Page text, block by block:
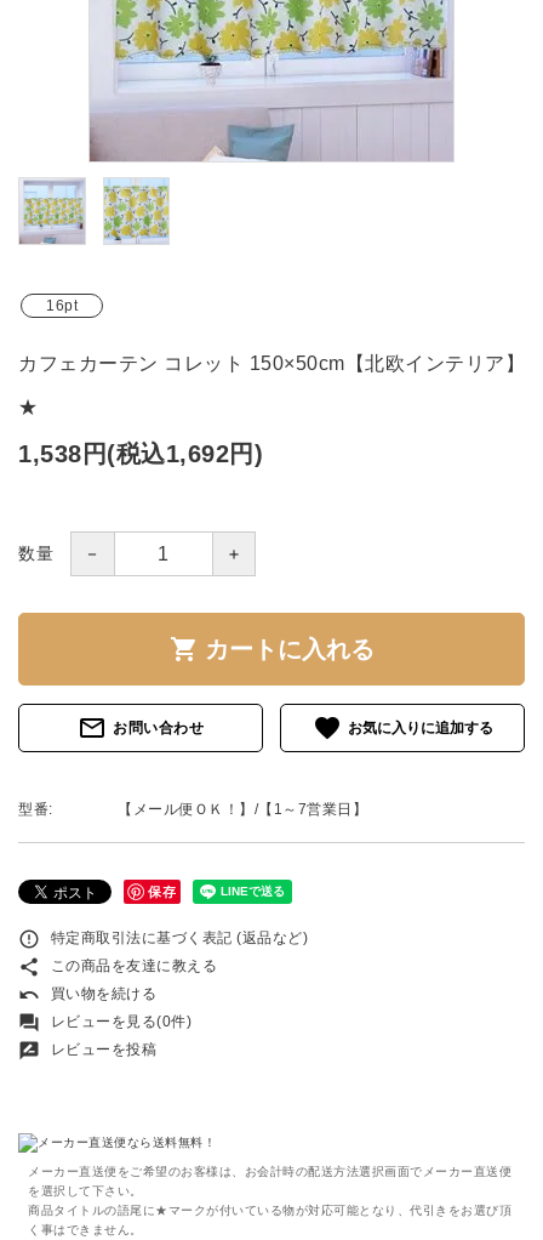
16pt
カフェカーテン コレット 150×50cm【北欧インテリア】
★
1,538円(税込1,692円)
数量 － ＋
shopping_cart カートに入れる
mail_outline お問い合わせ favorite
型番: 【メール便ＯＫ！】/【1～7営業日】
保存
error_outline 特定商取引法に基づく表記 (返品など)
share この商品を友達に教える
undo 買い物を続ける
forum レビューを見る(0件)
rate_review レビューを投稿
メーカー直送便をご希望のお客様は、お会計時の配送方法選択画面でメーカー直送便
を選択して下さい。
商品タイトルの語尾に★マークが付いている物が対応可能となり、代引きをお選び頂
く事はできません。